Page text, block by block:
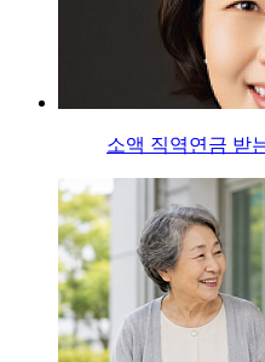
소액 직역연금 받